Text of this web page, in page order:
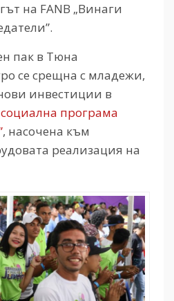
на FANB „Винаги
пак в Тюна
се срещна с младежи,
инвестиции в
социална програма
, насочена към
реализация на